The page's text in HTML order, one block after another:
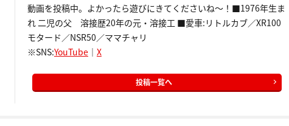
動画を投稿中。よかったら遊びにきてくださいね～！■1976年生ま
れ 二児の父 溶接歴20年の元・溶接工 ■愛車:リトルカブ／XR100
モタード／NSR50／ママチャリ
※SNS:YouTube｜ X
投稿一覧へ